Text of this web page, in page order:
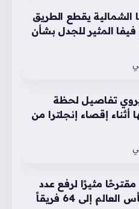
الشمالية يقطع الطريق
المثير للجدل بشأن
تفاصيل لحظة
أثناء إقصاء إنجلترا من
مثيرًا لرفع عدد
إلى 64 فريقاً